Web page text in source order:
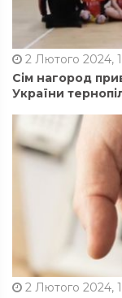
2 Лютого 2024,
Сім нагород
України
2 Лютого 2024,